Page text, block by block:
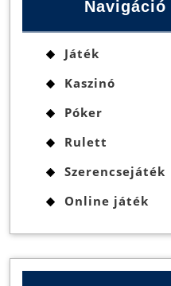
Navigáció
Játék
Kaszinó
Póker
Rulett
Szerencsejáték
Online játék